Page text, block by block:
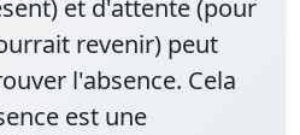
et d'attente (pour
revenir) peut
l'absence. Cela
est une